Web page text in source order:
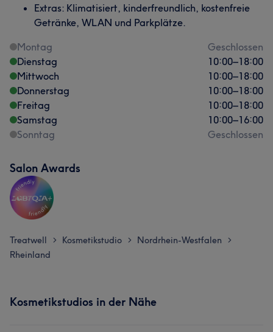
Extras: Klimatisiert, kinderfreundlich, kostenfreie
Getränke, WLAN und Parkplätze.
Montag
Geschlossen
Dienstag
10:00–18:00
Mittwoch
10:00–18:00
Donnerstag
10:00–18:00
Freitag
10:00–18:00
Samstag
10:00–16:00
Sonntag
Geschlossen
Salon Awards
Treatwell > Kosmetikstudio > Nordrhein-Westfalen >
Rheinland
Kosmetikstudios in der Nähe